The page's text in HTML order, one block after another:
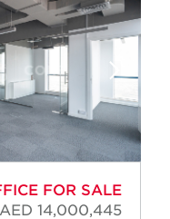
FOR SALE
AED 14,000,445